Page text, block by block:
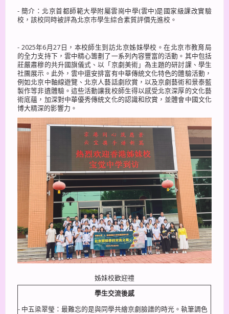
- 簡介：北京首都師範大學附屬雲崗中學(雲中)是國家級課改實驗
校，該校同時被評為北京市學生綜合素質評價先進校。
- 2025年6月27日，本校師生到訪北京姊妹學校。在北京巿教育局
的全力支持下，雲中精心籌劃了一系列內容豐富的活動。其中包括
莊嚴肅穆的共升國旗儀式、以「京劇美術」為主題的研討課、學生
社團展示。此外，雲中還安排富有中華傳統文化特色的體驗活動，
例如北京中軸線遊覽、北京人藝話劇欣賞，以及京劇藝術和景泰藍
製作等非遺體驗。這些活動讓我校師生得以感受北京深厚的文化藝
術底蘊，加深對中華優秀傳統文化的認識和欣賞，並體會中國文化
博大精深的影響力。
姊妹校歡迎禮
學生交流後感
- 中五梁翠瑩：最難忘的是與同學共繪京劇臉譜的時光。執筆調色